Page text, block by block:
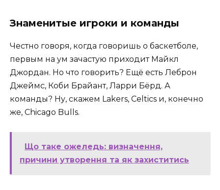
Знаменитые игроки и команды
Честно говоря, когда говоришь о баскетболе,
первым на ум зачастую приходит Майкл
Джордан. Но что говорить? Ещё есть Леброн
Джеймс, Коби Брайант, Ларри Бёрд. А
команды? Ну, скажем Lakers, Celtics и, конечно
же, Chicago Bulls.
Що таке ожеледь: визначення,
причини утворення та як захиститись